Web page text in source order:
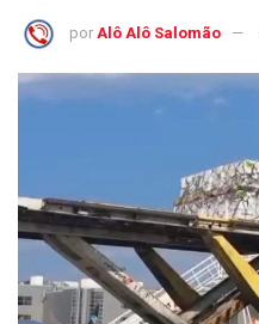
por Alô Alô Salomão